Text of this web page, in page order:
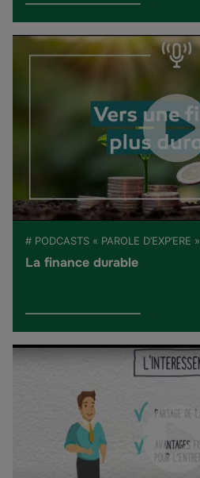
# PODCASTS « PAROLE D’EXP’ERE »
La finance durable